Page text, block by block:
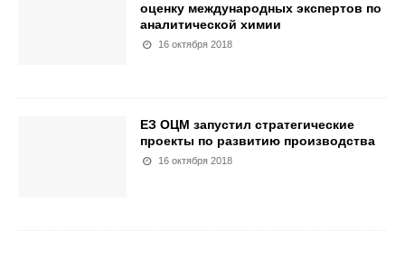
оценку международных экспертов по
аналитической химии
16 октября 2018
ЕЗ ОЦМ запустил стратегические
проекты по развитию производства
16 октября 2018